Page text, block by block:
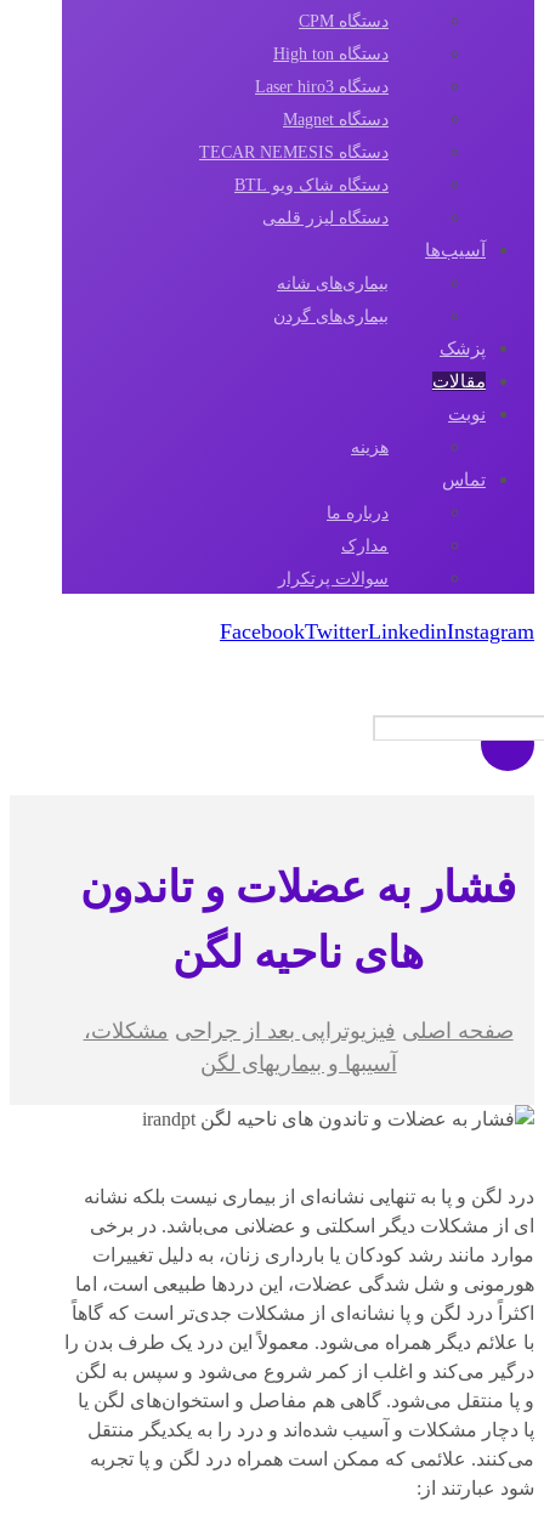
دستگاه CPM
دستگاه High ton
دستگاه Laser hiro3
دستگاه Magnet
دستگاه TECAR NEMESIS
دستگاه شاک ویو BTL
دستگاه لیزر قلمی
آسیب‌ها
بیماری‌های شانه
بیماری‌های گردن
پزشک
مقالات‌
نوبت
هزینه
تماس
درباره ما
مدارک
سوالات پرتکرار
FacebookTwitterLinkedinInstagram
فشار به عضلات و تاندون
های ناحیه لگن
صفحه اصلی فیزیوتراپی بعد از جراحی مشکلات،
آسیبها و بیماریهای لگن
درد لگن و پا به تنهایی نشانه‌ای از بیماری نیست بلکه نشانه
ای از مشکلات دیگر اسکلتی و عضلانی می‌باشد. در برخی
موارد مانند رشد کودکان یا بارداری زنان، به دلیل تغییرات
هورمونی و شل شدگی عضلات، این دردها طبیعی است، اما
اکثراً درد لگن و پا نشانه‌ای از مشکلات جدی‌تر است که گاهاً
با علائم دیگر همراه می‌شود. معمولاً این درد یک طرف بدن را
درگیر می‌کند و اغلب از کمر شروع می‌شود و سپس به لگن
و پا منتقل می‌شود. گاهی هم مفاصل و استخوان‌های لگن یا
پا دچار مشکلات و آسیب شده‌اند و درد را به یکدیگر منتقل
می‌کنند. علائمی که ممکن است همراه درد لگن و پا تجربه
شود عبارتند از: